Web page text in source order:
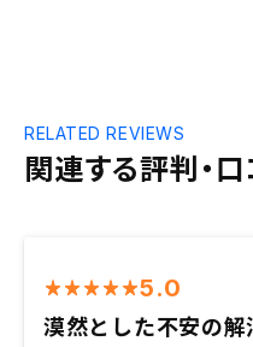
関連する評判・口
RELATED REVIEWS
5.0
漠然とした不安の解